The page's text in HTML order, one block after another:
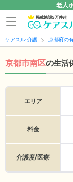
老人
掲載施設5万件超
ケアスル 介護 京都府の
京都市南区の生活
エリア
料金
介護度/医療